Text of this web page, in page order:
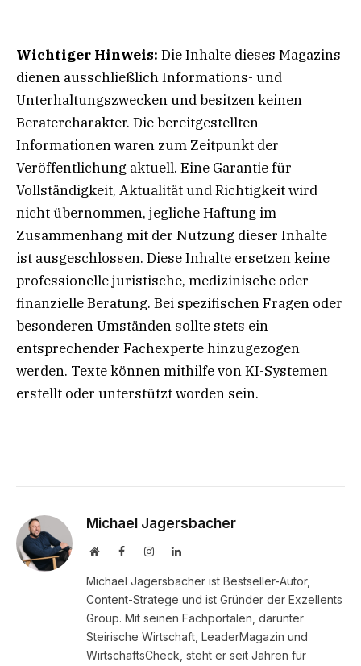
Wichtiger Hinweis: Die Inhalte dieses Magazins
dienen ausschließlich Informations- und
Unterhaltungszwecken und besitzen keinen
Beratercharakter. Die bereitgestellten
Informationen waren zum Zeitpunkt der
Veröffentlichung aktuell. Eine Garantie für
Vollständigkeit, Aktualität und Richtigkeit wird
nicht übernommen, jegliche Haftung im
Zusammenhang mit der Nutzung dieser Inhalte
ist ausgeschlossen. Diese Inhalte ersetzen keine
professionelle juristische, medizinische oder
finanzielle Beratung. Bei spezifischen Fragen oder
besonderen Umständen sollte stets ein
entsprechender Fachexperte hinzugezogen
werden. Texte können mithilfe von KI-Systemen
erstellt oder unterstützt worden sein.
Michael Jagersbacher
WebsiteFacebookInstagramLinkedIn
Michael Jagersbacher ist Bestseller-Autor,
Content-Stratege und ist Gründer der Exzellents
Group. Mit seinen Fachportalen, darunter
Steirische Wirtschaft, LeaderMagazin und
WirtschaftsCheck, steht er seit Jahren für